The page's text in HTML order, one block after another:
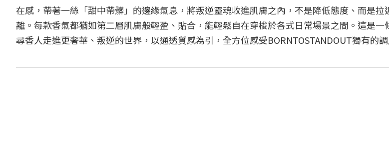
在感，帶著一絲「甜中帶髒」的邊緣氣息，將叛逆靈魂收進肌膚之內，不是降低態度、而是拉
離。每款香氣都猶如第二層肌膚般輕盈、貼合，能輕鬆自在穿梭於各式日常場景之間。這是一
尋香人走進更奢華、叛逆的世界，以通透質感為引，全方位感受BORNTOSTANDOUT獨有的